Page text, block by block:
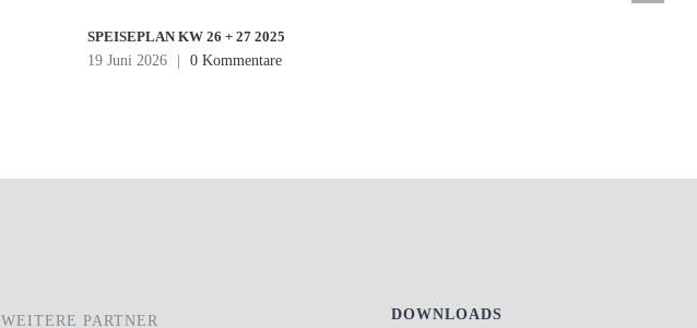
SPEISEPLAN KW 26 + 27 2025
19 Juni 2026
| 0 Kommentare
WEITERE PARTNER DOWNLOADS